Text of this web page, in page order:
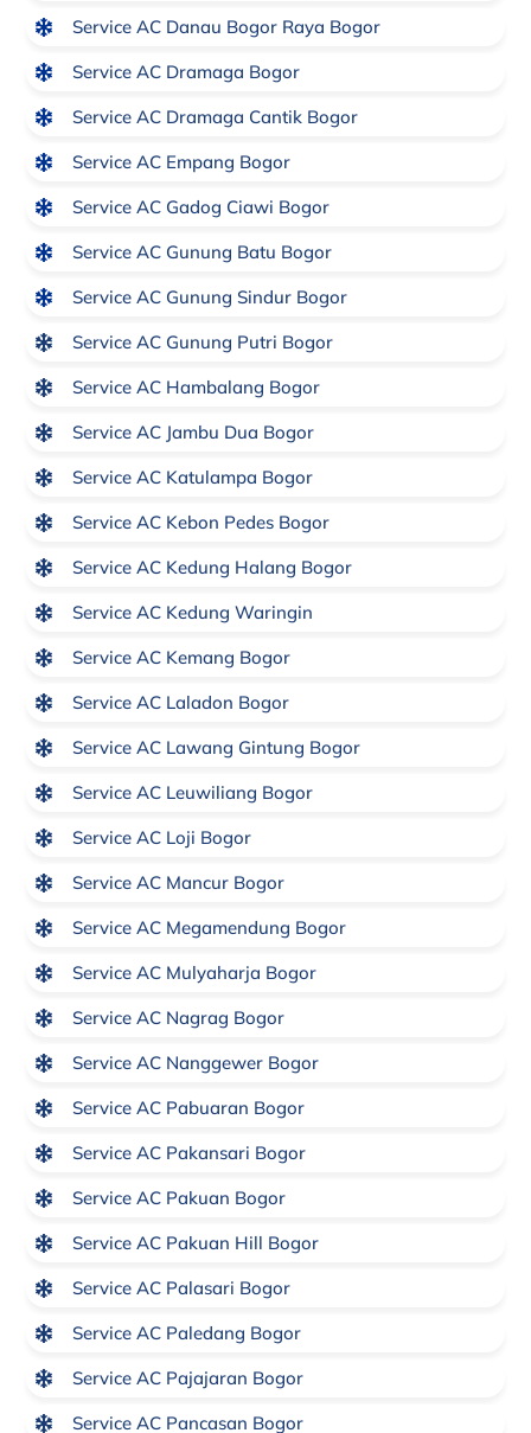
Service AC Danau Bogor Raya Bogor
Service AC Dramaga Bogor
Service AC Dramaga Cantik Bogor
Service AC Empang Bogor
Service AC Gadog Ciawi Bogor
Service AC Gunung Batu Bogor
Service AC Gunung Sindur Bogor
Service AC Gunung Putri Bogor
Service AC Hambalang Bogor
Service AC Jambu Dua Bogor
Service AC Katulampa Bogor
Service AC Kebon Pedes Bogor
Service AC Kedung Halang Bogor
Service AC Kedung Waringin
Service AC Kemang Bogor
Service AC Laladon Bogor
Service AC Lawang Gintung Bogor
Service AC Leuwiliang Bogor
Service AC Loji Bogor
Service AC Mancur Bogor
Service AC Megamendung Bogor
Service AC Mulyaharja Bogor
Service AC Nagrag Bogor
Service AC Nanggewer Bogor
Service AC Pabuaran Bogor
Service AC Pakansari Bogor
Service AC Pakuan Bogor
Service AC Pakuan Hill Bogor
Service AC Palasari Bogor
Service AC Paledang Bogor
Service AC Pajajaran Bogor
Service AC Pancasan Bogor